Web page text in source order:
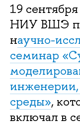
19
НИУ ВШЭ
научно-
семинар
среды»,
включал в